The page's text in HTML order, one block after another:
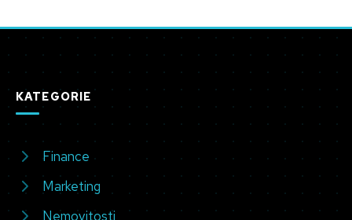
KATEGORIE
Finance
Marketing
Nemovitosti